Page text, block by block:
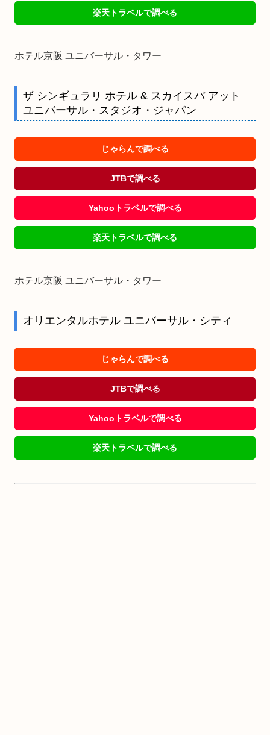
楽天トラベルで調べる
ホテル京阪 ユニバーサル・タワー
ザ シンギュラリ ホテル & スカイスパ アット
ユニバーサル・スタジオ・ジャパン
じゃらんで調べる
JTBで調べる
Yahooトラベルで調べる
楽天トラベルで調べる
ホテル京阪 ユニバーサル・タワー
オリエンタルホテル ユニバーサル・シティ
じゃらんで調べる
JTBで調べる
Yahooトラベルで調べる
楽天トラベルで調べる